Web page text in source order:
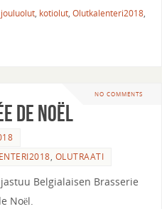
jouluolut, kotiolut, Olutkalenteri2018,
NO COMMENTS
de Noël
, OLUTRAATI
Belgialaisen Brasserie
Noël.